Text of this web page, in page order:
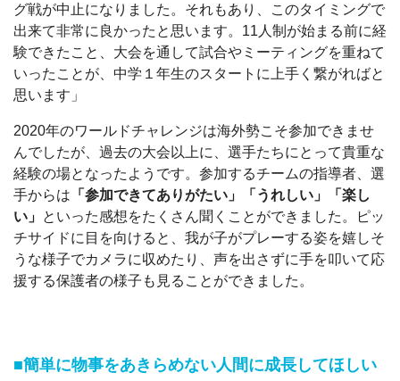
グ戦が中止になりました。それもあり、このタイミングで
出来て非常に良かったと思います。11人制が始まる前に経
験できたこと、大会を通して試合やミーティングを重ねて
いったことが、中学１年生のスタートに上手く繋がればと
思います」
2020年のワールドチャレンジは海外勢こそ参加できませ
んでしたが、過去の大会以上に、選手たちにとって貴重な
経験の場となったようです。参加するチームの指導者、選
手からは 「参加できてありがたい」「うれしい」「楽し
い」 といった感想をたくさん聞くことができました。ピッ
チサイドに目を向けると、我が子がプレーする姿を嬉しそ
うな様子でカメラに収めたり、声を出さずに手を叩いて応
援する保護者の様子も見ることができました。
■簡単に物事をあきらめない人間に成長してほしい